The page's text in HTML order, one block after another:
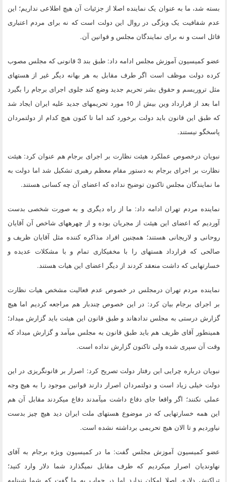
بسته شد، ما به عنوان یک نماینده اصلا از جزئیات آن هیچ اطلاعی نداریم؛ این
عدم شفافیت یک ویژگی در روال این دولت است که نه برای مردم اعتباری
قائل است و نه برای نمایندگان مجلس و قوانین آن.
عضو کمیسیون آموزش مجلس ادامه داد: طبق بند 3 قانونی که مجلس مصوب
کرده دولت موظف است اگر طرف مقابل به هر بهانه دیگر غیر از هسته‎ای
مثل تروریسم و حقوق بشر تحریم جدید وضع کند جلوی اجرای برجام را بگیرد
اما بعد از قرارداد وین بیش از 10 مورد تحریم‎های جدید علیه ایران ایجاد شد
که طبق این قانون باید دولت برخورد کند اما تا کنون هیچ کدام از دولتمردان
پاسخگو نیستند.
نبویان درخصوص عملکرد هیئت نظارت بر اجرای برجام هم عنوان کرد: هیئت
نظارت بر اجرای برجام به دستور مقام معظم رهبری تشکیل شد اما دولت به
ما نمایندگان مجلس تاکنون توضیح نداده که اعضای آن چه کسانی هستند.
نماینده مردم تهران ادامه داد: ما از راه دیگری و به صورت شخصی بدست
آوردیم که اعضای این هیئت از مجریان بوده و از چهره‎های شاخص آن آقایان
روحانی و لاریجانی هستند؛ همچنین افراد مذاکره کننده مثل آقایان ظریف و
صالحی که قرارداد هسته‎ای را با مخفی‎کاری تمام و با مشکلات عدیده و
خسارت‎هایی که داشت منعقد کردند از دیگر اعضای این هیات هستند.
نماینده مردم تهران درمجلس در خصوص عدم فعالیت مشخص هیات نظارت
بر اجرای برجام بیان کرد: در این خصوص چندبار هم مراجعه کردیم اما هیچ
گزارش درستی به مجلس نداده‎اند و طبق قانون این هیئت باید گزارش می‎داد؛
همینطور آقای ظریف هم باید طبق قانون به مجلس می‎آمد و گزارش می‎داد که
وقت آن سپری شده ولی تاکنون گزارش نداده است.
نبویان درباره چرایی این رفتار دولت تصریح کرد: اصرار بر قانون‎گریزی در این
دولت خیلی زیاد است و دولتمردان اصرار دارند قوانین موجود را به هیچ وجه
عملی نکنند؛ اگر واقعا جای دفاع داشت می‎آمدند دفاع می‎کردند مقابل آن هم
این همه خسارت‎هایی که در موضوع هسته‎ای ملت ایران دید هیچ چیز بدست
نیاوردیم و تا الان هیچ تحریمی برداشته نشده است.
عضو کمیسیون آموزش مجلس گفت: ما در کمیسیون ویژه برجام به آقای
نهاوندیان اصرار می‎کردیم که طرف مقابل نمی‎گذارد شما دلار وارد کنید؛
تراکنش دلاری اصلا امکان ندارد اما در جواب به ما گفت که شما شب‎نامه